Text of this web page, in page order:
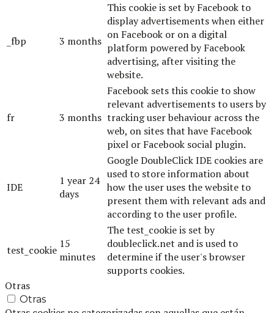
_fbp 3 months
This cookie is set by Facebook to
display advertisements when either
on Facebook or on a digital
platform powered by Facebook
advertising, after visiting the
website.
fr 3 months
Facebook sets this cookie to show
relevant advertisements to users by
tracking user behaviour across the
web, on sites that have Facebook
pixel or Facebook social plugin.
IDE
1 year 24
days
Google DoubleClick IDE cookies are
used to store information about
how the user uses the website to
present them with relevant ads and
according to the user profile.
test_cookie 15
minutes
The test_cookie is set by
doubleclick.net and is used to
determine if the user's browser
supports cookies.
Otras
Otras